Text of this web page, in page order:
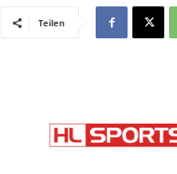
Teilen